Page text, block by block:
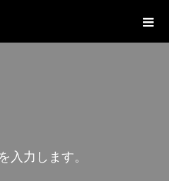
を 入 力 し ます。